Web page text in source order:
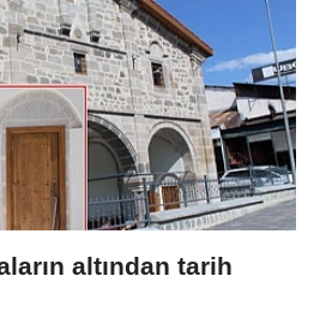
altından tarih